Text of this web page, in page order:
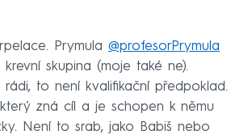
Prymula @profesorPrymula
skupina (moje také ne).
rádi, to není kvalifikační předpoklad.
zná cíl a je schopen k němu
Není to srab, jako Babiš nebo